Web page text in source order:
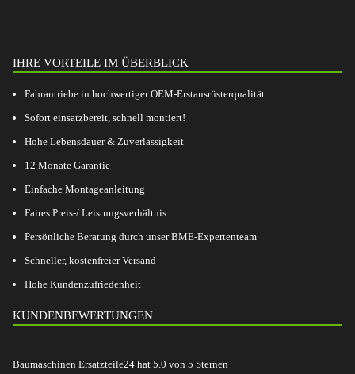
IHRE VORTEILE IM ÜBERBLICK
Fahrantriebe in hochwertiger OEM-Erstausrüsterqualität
Sofort einsatzbereit, schnell montiert!
Hohe Lebensdauer & Zuverlässigkeit
12 Monate Garantie
Einfache Montageanleitung
Faires Preis-/ Leistungsverhältnis
Persönliche Beratung durch unser BME-Expertenteam
Schneller, kostenfreier Versand
Hohe Kundenzufriedenheit
KUNDENBEWERTUNGEN
Baumaschinen Ersatzteile24 hat 5.0 von 5 Sternen